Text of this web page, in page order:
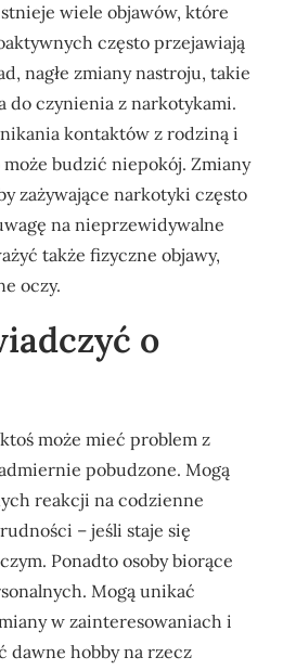
wiele objawów, które
często przejawiają
nagłe zmiany nastroju, takie
do czynienia z narkotykami.
kontaktów z rodziną i
budzić niepokój. Zmiany
zażywające narkotyki często
na nieprzewidywalne
także fizyczne objawy,
oczy.
o
może mieć problem z
pobudzone. Mogą
reakcji na codzienne
– jeśli staje się
Ponadto osoby biorące
Mogą unikać
w zainteresowaniach i
dawne hobby na rzecz